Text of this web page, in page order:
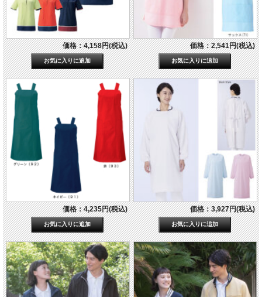
価格：4,158円(税込) 価格：2,541円(税込)
価格：4,235円(税込) 価格：3,927円(税込)